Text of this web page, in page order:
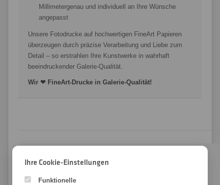
Millimetergenau und individuell an Ihre Wünsche
angepasst
Unsere Fotodrucke auf hochwertigen FineArt Papieren
überzeugen durch präzise Verarbeitung und Liebe zum
Detail – so erstrahlen Ihre Kunstwerke in wahrhaft
beeindruckender Galerie-Qualität.
Wir ❤ FineArt-Drucke in Galerie-Qualität!
Ihre Cookie-Einstellungen
Funktionelle